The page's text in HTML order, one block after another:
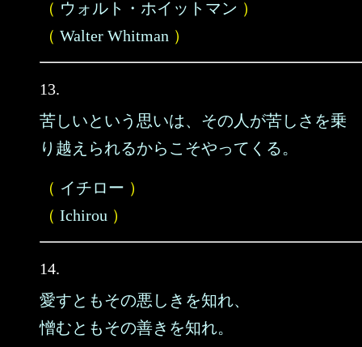
（ ウォルト・ホイットマン ）
（ Walter Whitman ）
13.
苦しいという思いは、その人が苦しさを乗
り越えられるからこそやってくる。
（ イチロー ）
（ Ichirou ）
14.
愛すともその悪しきを知れ、
憎むともその善きを知れ。